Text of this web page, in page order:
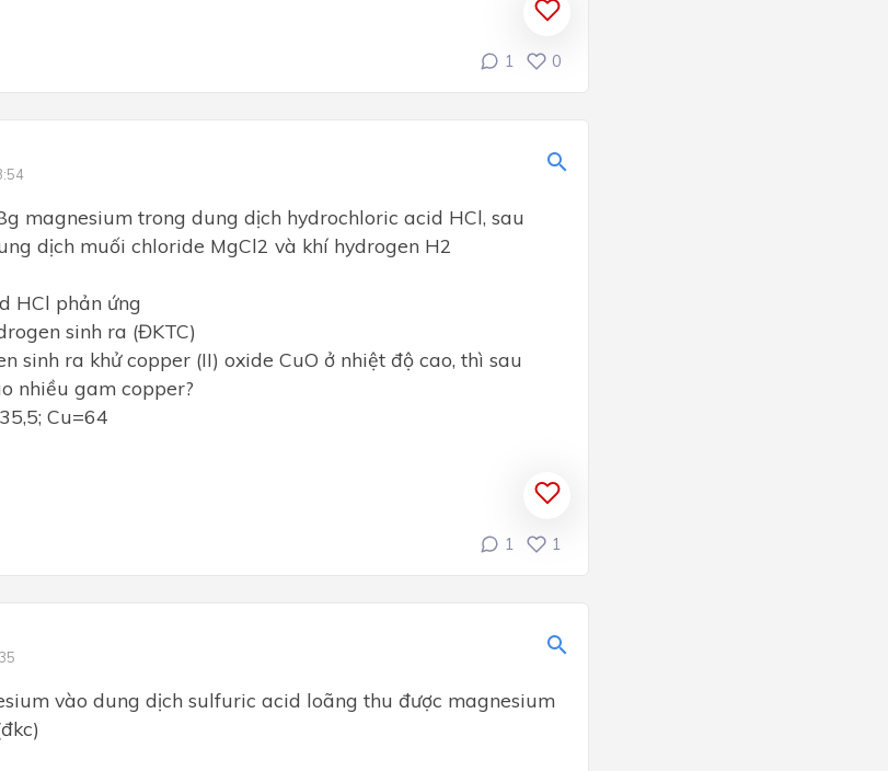
1 0
magnesium trong dung dịch hydrochloric acid HCl, sau
dịch muối chloride MgCl2 và khí hydrogen H2
HCl phản ứng
sinh ra (ĐKTC)
sinh ra khử copper (II) oxide CuO ở nhiệt độ cao, thì sau
nhiều gam copper?
Cu=64
1 1
vào dung dịch sulfuric acid loãng thu được magnesium